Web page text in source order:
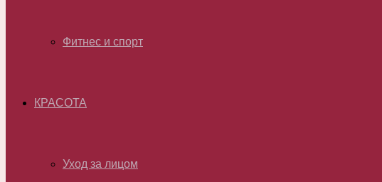
Фитнес и спорт
КРАСОТА
Уход за лицом